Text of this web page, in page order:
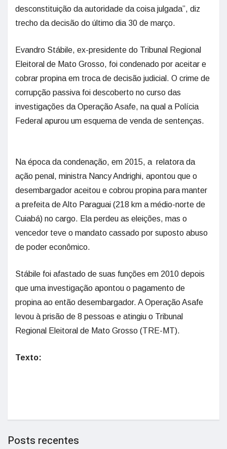
desconstituição da autoridade da coisa julgada”, diz
trecho da decisão do último dia 30 de março.
Evandro Stábile, ex-presidente do Tribunal Regional
Eleitoral de Mato Grosso, foi condenado por aceitar e
cobrar propina em troca de decisão judicial. O crime de
corrupção passiva foi descoberto no curso das
investigações da Operação Asafe, na qual a Polícia
Federal apurou um esquema de venda de sentenças.
Na época da condenação, em 2015, a relatora da
ação penal, ministra Nancy Andrighi, apontou que o
desembargador aceitou e cobrou propina para manter
a prefeita de Alto Paraguai (218 km a médio-norte de
Cuiabá) no cargo. Ela perdeu as eleições, mas o
vencedor teve o mandato cassado por suposto abuso
de poder econômico.
Stábile foi afastado de suas funções em 2010 depois
que uma investigação apontou o pagamento de
propina ao então desembargador. A Operação Asafe
levou à prisão de 8 pessoas e atingiu o Tribunal
Regional Eleitoral de Mato Grosso (TRE-MT).
Texto:
Posts recentes